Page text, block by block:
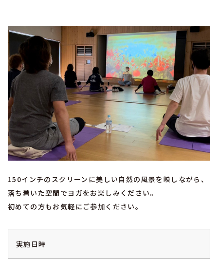
150インチのスクリーンに美しい自然の風景を映しながら、
落ち着いた空間でヨガをお楽しみください。
初めての方もお気軽にご参加ください。
実施日時